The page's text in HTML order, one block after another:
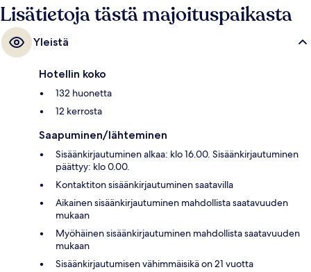
Lisätietoja tästä majoituspaikasta
Yleistä
Hotellin koko
132 huonetta
12 kerrosta
Saapuminen/lähteminen
Sisäänkirjautuminen alkaa: klo 16.00. Sisäänkirjautuminen
päättyy: klo 0.00.
Kontaktiton sisäänkirjautuminen saatavilla
Aikainen sisäänkirjautuminen mahdollista saatavuuden
mukaan
Myöhäinen sisäänkirjautuminen mahdollista saatavuuden
mukaan
Sisäänkirjautumisen vähimmäisikä on 21 vuotta